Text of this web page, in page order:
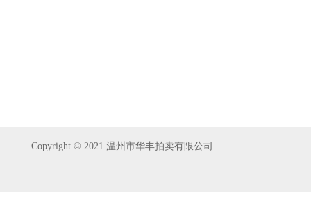
Copyright © 2021 温州市华丰拍卖有限公司